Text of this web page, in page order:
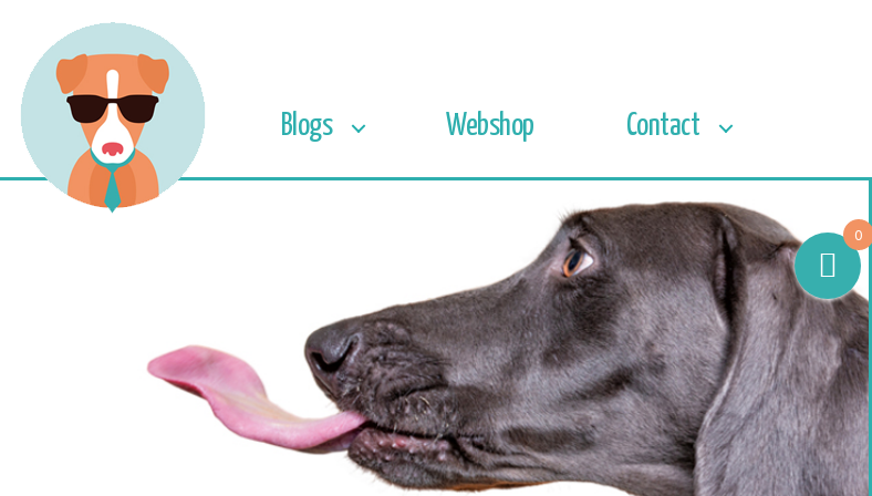
Blogs Webshop Contact
0